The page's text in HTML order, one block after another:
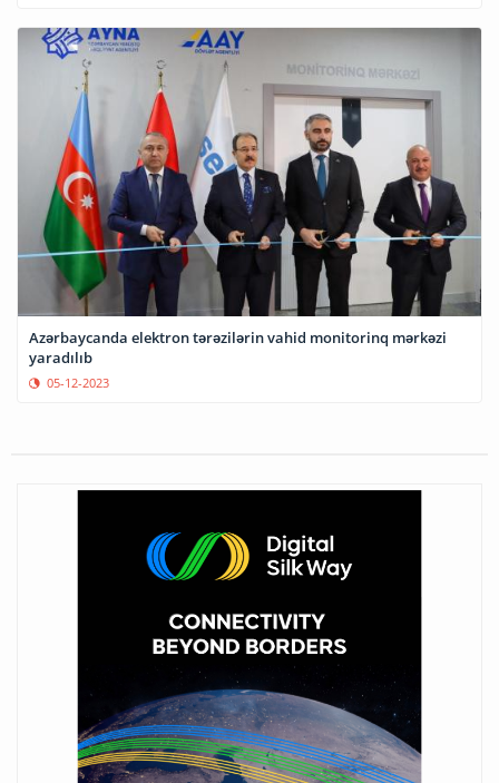
Azərbaycanda elektron tərəzilərin vahid monitorinq mərkəzi
yaradılıb
05-12-2023